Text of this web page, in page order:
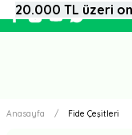
Anasayfa Fide Çeşitleri
20.000 TL üzeri